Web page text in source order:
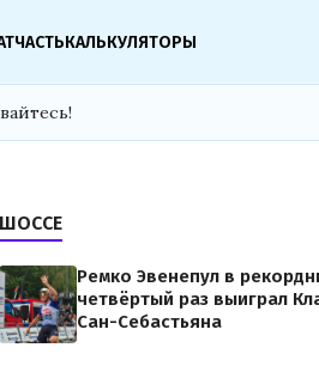
КАЛЬКУЛЯТОРЫ
ШОССЕ
Ремко Эвенепул в
четвёртый раз выиграл
Сан-Себастьяна